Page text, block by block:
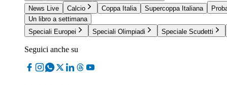
News Live
Calcio Coppa Italia Supercoppa Italiana
Un libro a settimana
Speciali Europei
Speciali Olimpiadi Speciale Scudetti
Seguici anche su